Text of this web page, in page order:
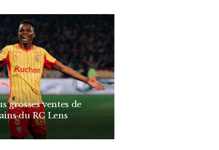
grosses ventes de
du RC Lens